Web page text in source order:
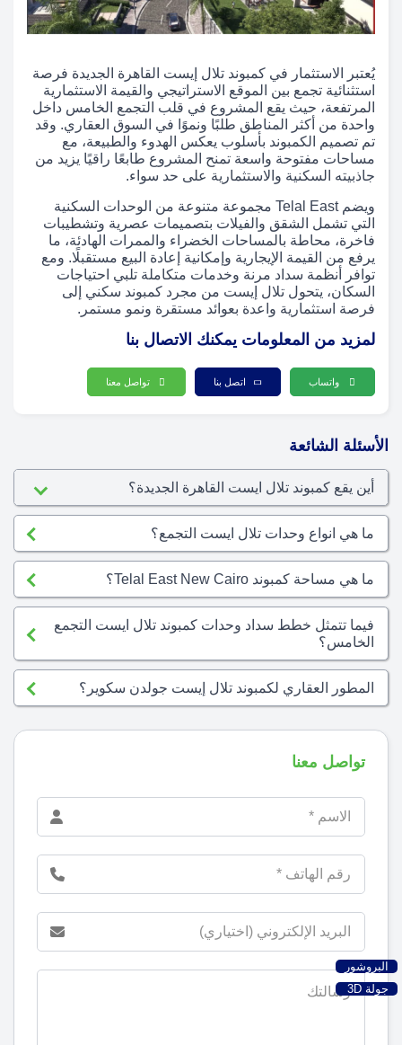
يُعتبر الاستثمار في كمبوند تلال إيست القاهرة الجديدة فرصة
استثنائية تجمع بين الموقع الاستراتيجي والقيمة الاستثمارية
المرتفعة، حيث يقع المشروع في قلب التجمع الخامس داخل
واحدة من أكثر المناطق طلبًا ونموًا في السوق العقاري. وقد
تم تصميم الكمبوند بأسلوب يعكس الهدوء والطبيعة، مع
مساحات مفتوحة واسعة تمنح المشروع طابعًا راقيًا يزيد من
جاذبيته السكنية والاستثمارية على حد سواء.
ويضم Telal East مجموعة متنوعة من الوحدات السكنية
التي تشمل الشقق والفيلات بتصميمات عصرية وتشطيبات
فاخرة، محاطة بالمساحات الخضراء والممرات الهادئة، ما
يرفع من القيمة الإيجارية وإمكانية إعادة البيع مستقبلًا. ومع
توافر أنظمة سداد مرنة وخدمات متكاملة تلبي احتياجات
السكان، يتحول تلال إيست من مجرد كمبوند سكني إلى
فرصة استثمارية واعدة بعوائد مستقرة ونمو مستمر.
لمزيد من المعلومات يمكنك الاتصال بنا
واتساب اتصل بنا تواصل معنا
الأسئلة الشائعة
أين يقع كمبوند تلال ايست القاهرة الجديدة؟
ما هي انواع وحدات تلال ايست التجمع؟
ما هي مساحة كمبوند Telal East New Cairo؟
فيما تتمثل خطط سداد وحدات كمبوند تلال ايست التجمع
الخامس؟
المطور العقاري لكمبوند تلال إيست جولدن سكوير؟
تواصل معنا
البروشور
جولة 3D